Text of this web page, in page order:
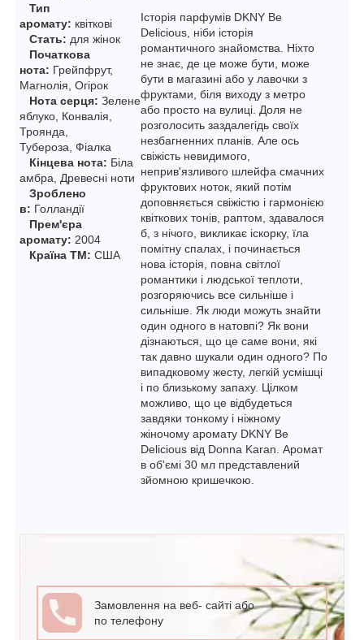
Тип
аромату: квіткові
Стать: для жінок
Початкова
нота: Грейпфрут,
Магнолія, Огірок
Нота серця: Зелене
яблуко, Конвалія,
Троянда,
Тубероза, Фіалка
Кінцева нота: Біла
амбра, Древесні ноти
Зроблено
в: Голландії
Прем'єра
аромату: 2004
Країна ТМ: США
Історія парфумів DKNY Be
Delicious, ніби історія
романтичного знайомства. Ніхто
не знає, де це може бути, може
бути в магазині або у лавочки з
фруктами, біля виходу з метро
або просто на вулиці. Доля не
розголосить заздалегідь своїх
незбагненних планів. Але ось
свіжість невидимого,
неприв'язливого шлейфа смачних
фруктових ноток, який потім
доповняється свіжістю і гармонією
квіткових тонів, раптом, здавалося
б, з нічого, викликає іскорку, їла
помітну спалах, і починається
нова історія, повна світлої
романтики і людської теплоти,
розгоряючись все сильніше і
сильніше. Як люди можуть знайти
один одного в натовпі? Як вони
дізнаються, що це саме вони, які
так давно шукали один одного? По
випадковому жесту, легкій усмішці
і по близькому запаху. Цілком
можливо, що це відбудеться
завдяки тонкому і ніжному
жіночому аромату DKNY Be
Delicious від Donna Karan. Аромат
в об'ємі 30 мл представлений
зйомною кришечкою.
Замовлення на веб- сайті або
по телефону